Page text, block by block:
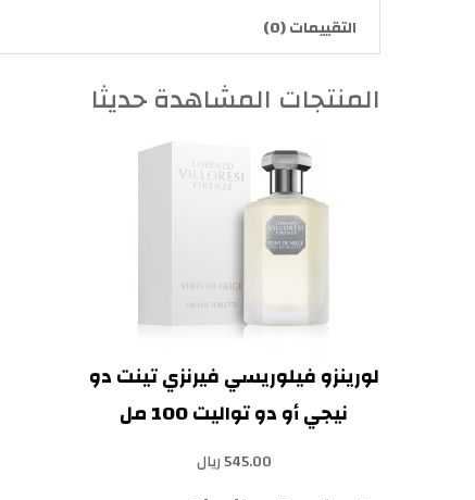
التقييمات (0)
المنتجات المشاهدة حديثا
لورينزو فيلوريسي فيرنزي تينت دو
نيجي أو دو تواليت 100 مل
545.00 ريال